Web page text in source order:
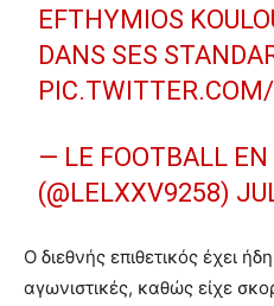
EFTHYMIOS
DANS SES
— LE FOOTBALL EN
(@LELXXV9258)
Ο διεθνής επιθετικός έχει
αγωνιστικές, καθώς είχε